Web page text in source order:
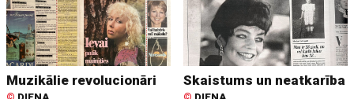
Muzikālie revolucionāri Skaistums un neatkarība